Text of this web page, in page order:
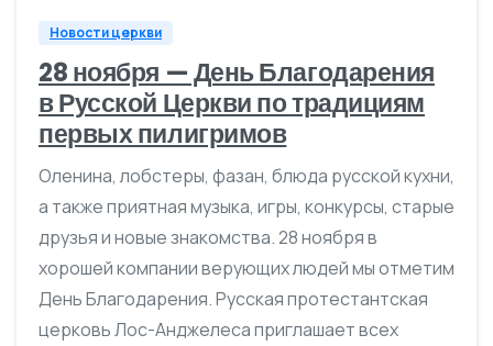
Новости церкви
28 ноября — День Благодарения
в Русской Церкви по традициям
первых пилигримов
Оленина, лобстеры, фазан, блюда русской кухни,
а также приятная музыка, игры, конкурсы, старые
друзья и новые знакомства. 28 ноября в
хорошей компании верующих людей мы отметим
День Благодарения. Русская протестантская
церковь Лос-Анджелеса приглашает всех